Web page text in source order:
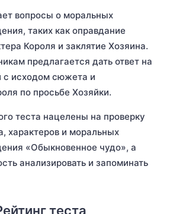
вопросы о моральных
таких как оправдание
Короля и заклятие Хозяина.
предлагается дать ответ на
с исходом сюжета и
по просьбе Хозяйки.
теста нацелены на проверку
характеров и моральных
«Обыкновенное чудо», а
анализировать и запоминать
теста